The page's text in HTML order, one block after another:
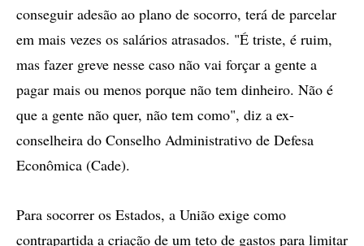
conseguir adesão ao plano de socorro, terá de parcelar
em mais vezes os salários atrasados. "É triste, é ruim,
mas fazer greve nesse caso não vai forçar a gente a
pagar mais ou menos porque não tem dinheiro. Não é
que a gente não quer, não tem como", diz a ex-
conselheira do Conselho Administrativo de Defesa
Econômica (Cade).
Para socorrer os Estados, a União exige como
contrapartida a criação de um teto de gastos para limitar